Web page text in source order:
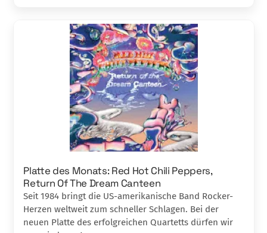
Platte des Monats: Red Hot Chili Peppers,
Return Of The Dream Canteen
Seit 1984 bringt die US-amerikanische Band Rocker-
Herzen weltweit zum schneller Schlagen. Bei der
neuen Platte des erfolgreichen Quartetts dürfen wir